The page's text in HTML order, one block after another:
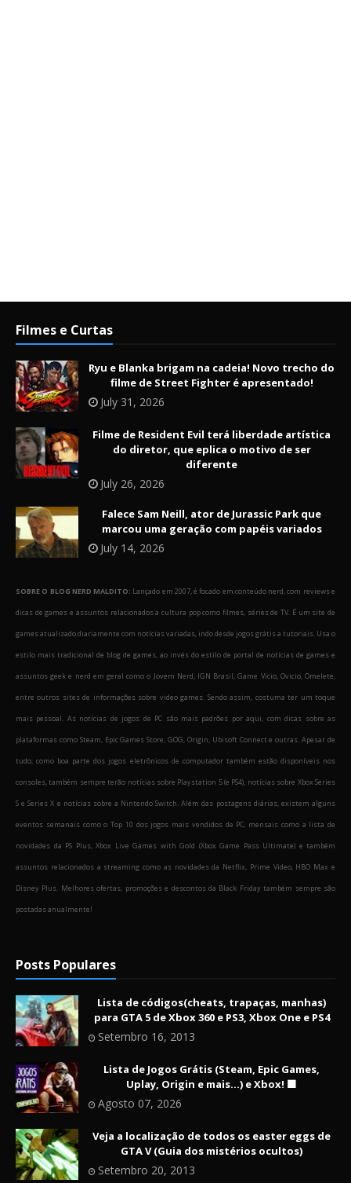
Filmes e Curtas
Ryu e Blanka brigam na cadeia! Novo trecho do
filme de Street Fighter é apresentado!
July 31, 2026
Filme de Resident Evil terá liberdade artística
do diretor, que eplica o motivo de ser
diferente
July 26, 2026
Falece Sam Neill, ator de Jurassic Park que
marcou uma geração com papéis variados
July 14, 2026
SOBRE O BLOG NERD MALDITO: Lançado em 2007, é focado em conteúdo nerd, com reviews e
dicas de games e assuntos relacionados a cultura pop como filmes, séries de TV. É um site de
games atualizado diariamente com notícias variadas, indo desde jogos grátis a tutoriais. Usa o
estilo mais tradicional de blog de games, ao invés do estilo de portal de notícias de games e
assuntos geek e nerd em geral como o Jovem Nerd, IGN Brasil, Game Vicio, Ovicio, Omelete,
entre outros sites de informações sobre video games. Sendo assim, costuma ter um toque
mais pessoal. As notícias de jogos de PC são mais padrões por aqui, com dicas sobre as
plataformas como Steam, Epic Games Store, GOG, Origin, Ubisoft Connect e outras. Apesar de
tudo, como boa parte dos jogos eletrônicos de computador também estão disponíveis nos
consoles, também sempre terão notícias sobre Playstation 5 (e PS4), notícias sobre Xbox Series
S e Series X e notícias sobre a Nintendo Switch. Além das postagens diárias, existem alguns
eventos semanais como o Top 10 dos jogos mais vendidos de PC, mensais como a lista de
novidades da PS Plus, Xbox Live Games with Gold (Xbox Game Pass Ultimate) e também
assuntos relacionados a streaming como as novidades da Netflix, Prime Video, HBO Max e
Disney Plus. Melhores ofertas, promoções e descontos da Black Friday também sempre são
postadas anualmente!
Posts Populares
Lista de códigos(cheats, trapaças, manhas)
para GTA 5 de Xbox 360 e PS3, Xbox One e PS4
Setembro 16, 2013
Lista de Jogos Grátis (Steam, Epic Games,
Uplay, Origin e mais...) e Xbox! 🟩
Agosto 07, 2026
Veja a localização de todos os easter eggs de
GTA V (Guia dos mistérios ocultos)
Setembro 20, 2013